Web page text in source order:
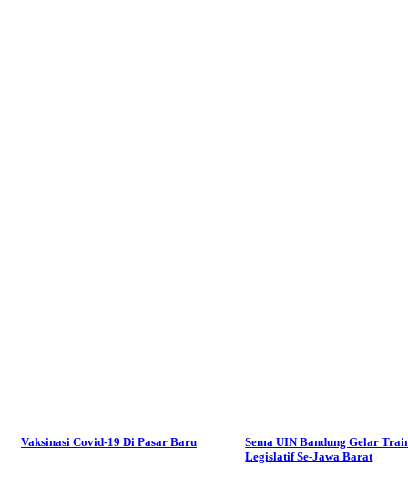
Vaksinasi Covid-19 Di Pasar Baru
Sema UIN Bandung Gelar
Legislatif Se-Jawa Barat